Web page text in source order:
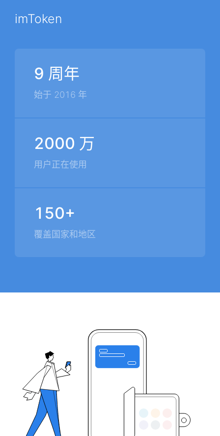
imToken
9 周年
始于 2016 年
2000 万
用户正在使用
150+
覆盖国家和地区